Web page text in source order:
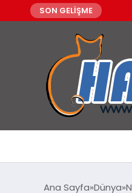
SON GELİŞME
Ana Sayfa Dünya